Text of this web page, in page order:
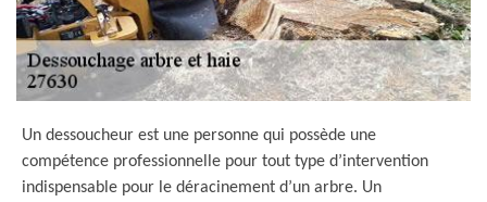
Un dessoucheur est une personne qui possède une
compétence professionnelle pour tout type d’intervention
indispensable pour le déracinement d’un arbre. Un